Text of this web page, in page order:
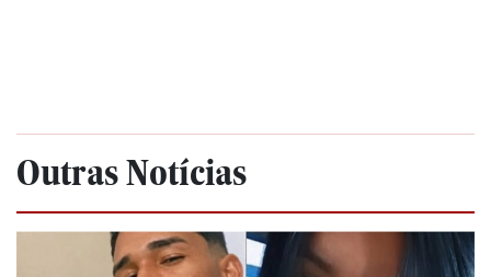
Outras Notícias